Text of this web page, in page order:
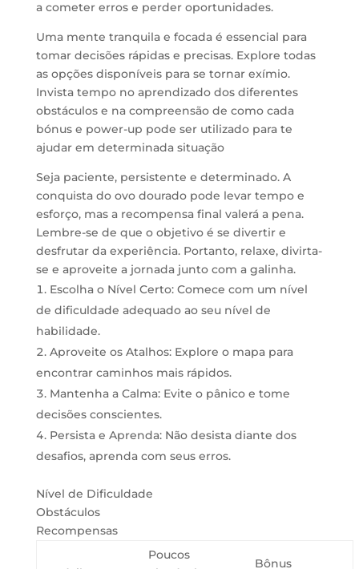
a cometer erros e perder oportunidades.
Uma mente tranquila e focada é essencial para
tomar decisões rápidas e precisas. Explore todas
as opções disponíveis para se tornar exímio.
Invista tempo no aprendizado dos diferentes
obstáculos e na compreensão de como cada
bónus e power-up pode ser utilizado para te
ajudar em determinada situação
Seja paciente, persistente e determinado. A
conquista do ovo dourado pode levar tempo e
esforço, mas a recompensa final valerá a pena.
Lembre-se de que o objetivo é se divertir e
desfrutar da experiência. Portanto, relaxe, divirta-
se e aproveite a jornada junto com a galinha.
Escolha o Nível Certo: Comece com um nível
de dificuldade adequado ao seu nível de
habilidade.
Aproveite os Atalhos: Explore o mapa para
encontrar caminhos mais rápidos.
Mantenha a Calma: Evite o pânico e tome
decisões conscientes.
Persista e Aprenda: Não desista diante dos
desafios, aprenda com seus erros.
Nível de Dificuldade
Obstáculos
Recompensas
Poucos
Bônus